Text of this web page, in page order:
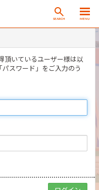
SEARCH MENU
頂いているユーザー様は以
パスワード」をご入力のう